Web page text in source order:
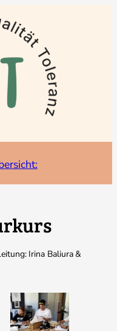
Irina Baliura &